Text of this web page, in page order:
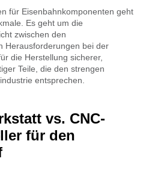
für Eisenbahnkomponenten geht
Es geht um die
zwischen den
Herausforderungen bei der
die Herstellung sicherer,
Teile, die den strengen
entsprechen.
vs. CNC-
für den